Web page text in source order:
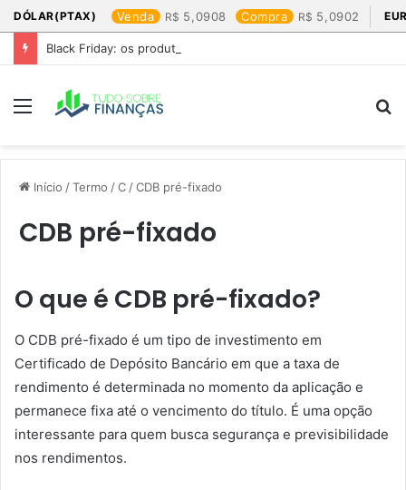
DÓLAR(PTAX) Venda 5,0908 Compra 5,0902
Black Friday: os produtos que mais valem a pena
Menu
Início /Termo /C /CDB pré-fixado
CDB pré-fixado
O que é CDB pré-fixado?
O CDB pré-fixado é um tipo de investimento em
Certificado de Depósito Bancário em que a taxa de
rendimento é determinada no momento da aplicação e
permanece fixa até o vencimento do título. É uma opção
interessante para quem busca segurança e previsibilidade
nos rendimentos.